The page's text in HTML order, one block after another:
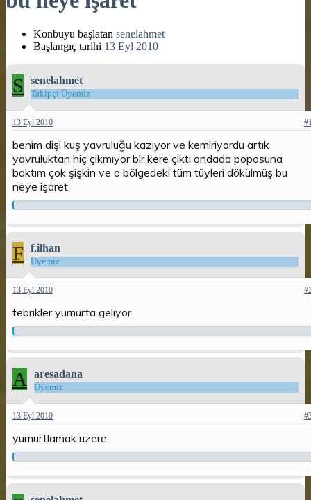
Konbuyu başlatan senelahmet
Başlangıç tarihi 13 Eyl 2010
S senelahmet
Takipçi Üyemiz
13 Eyl 2010
benim dişi kuş yavruluğu kazıyor ve kemiriyordu artık
yavruluktan hiç çıkmıyor bir kere çıktı ondada poposuna
baktım çok şişkin ve o bölgedeki tüm tüyleri dökülmüş bu
neye işaret
F f.ilhan
Üyemiz
13 Eyl 2010
tebrıkler yumurta gelıyor
A aresadana
Üyemiz
13 Eyl 2010
yumurtlamak üzere